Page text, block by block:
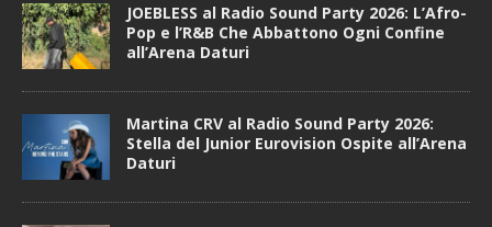
JOEBLESS al Radio Sound Party 2026: L’Afro-
Pop e l’R&B Che Abbattono Ogni Confine
all’Arena Daturi
Martina CRV al Radio Sound Party 2026:
Stella del Junior Eurovision Ospite all’Arena
Daturi